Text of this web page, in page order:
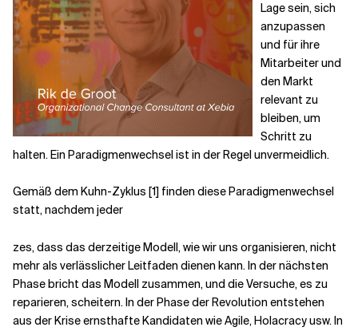
Lage sein, sich
anzupassen
und für ihre
Mitarbeiter und
den Markt
relevant zu
bleiben, um
Schritt zu
halten. Ein Paradigmenwechsel ist in der Regel unvermeidlich.
Gemäß dem Kuhn-Zyklus [1] finden diese Paradigmenwechsel
statt, nachdem jeder
zes, dass das derzeitige Modell, wie wir uns organisieren, nicht
mehr als verlässlicher Leitfaden dienen kann. In der nächsten
Phase bricht das Modell zusammen, und die Versuche, es zu
reparieren, scheitern. In der Phase der Revolution entstehen
aus der Krise ernsthafte Kandidaten wie Agile, Holacracy usw. In